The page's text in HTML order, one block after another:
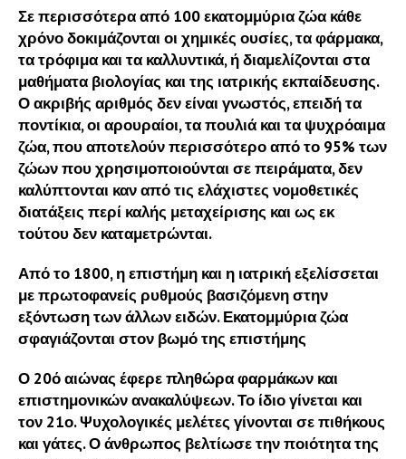
Σε περισσότερα από 100 εκατομμύρια ζώα κάθε
χρόνο δοκιμάζονται οι χημικές ουσίες, τα φάρμακα,
τα τρόφιμα και τα καλλυντικά, ή διαμελίζονται στα
μαθήματα βιολογίας και της ιατρικής εκπαίδευσης.
Ο ακριβής αριθμός δεν είναι γνωστός, επειδή τα
ποντίκια, οι αρουραίοι, τα πουλιά και τα ψυχρόαιμα
ζώα, που αποτελούν περισσότερο από το 95% των
ζώων που χρησιμοποιούνται σε πειράματα, δεν
καλύπτονται καν από τις ελάχιστες νομοθετικές
διατάξεις περί καλής μεταχείρισης και ως εκ
τούτου δεν καταμετρώνται.
Από το 1800, η επιστήμη και η ιατρική εξελίσσεται
με πρωτοφανείς ρυθμούς βασιζόμενη στην
εξόντωση των άλλων ειδών. Εκατομμύρια ζώα
σφαγιάζονται στον βωμό της επιστήμης
Ο 20ό αιώνας έφερε πληθώρα φαρμάκων και
επιστημονικών ανακαλύψεων. Το ίδιο γίνεται και
τον 21ο. Ψυχολογικές μελέτες γίνονται σε πιθήκους
και γάτες. Ο άνθρωπος βελτίωσε την ποιότητα της